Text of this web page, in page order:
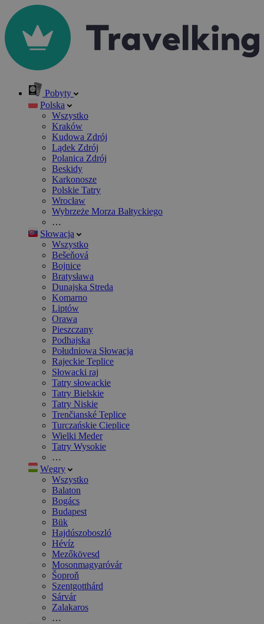
Pobyty
Polska
Wszystko
Kraków
Kudowa Zdrój
Lądek Zdrój
Polanica Zdrój
Beskidy
Karkonosze
Polskie Tatry
Wrocław
Wybrzeże Morza Bałtyckiego
…
Słowacja
Wszystko
Bešeňová
Bojnice
Bratysława
Dunajska Streda
Komarno
Liptów
Orawa
Pieszczany
Podhajska
Południowa Słowacja
Rajeckie Teplice
Słowacki raj
Tatry słowackie
Tatry Bielskie
Tatry Niskie
Trenčianské Teplice
Turczańskie Cieplice
Wielki Meder
Tatry Wysokie
…
Węgry
Wszystko
Balaton
Bogács
Budapest
Bük
Hajdúszoboszló
Hévíz
Mezőkövesd
Mosonmagyaróvár
Šoproň
Szentgotthárd
Sárvár
Zalakaros
…